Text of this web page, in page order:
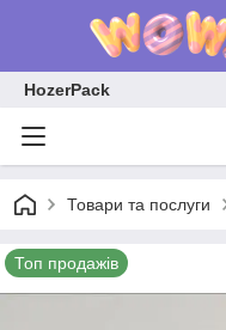
HozerPack
Товари та послуги
Топ продажів